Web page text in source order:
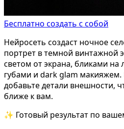
Бесплатно создать с собой
Нейросеть создаст ночное
портрет в темной винтажной
светом от экрана, бликами на
губами и dark glam макияжем.
добавьте детали внешности,
ближе к вам.
✨ Готовый результат по